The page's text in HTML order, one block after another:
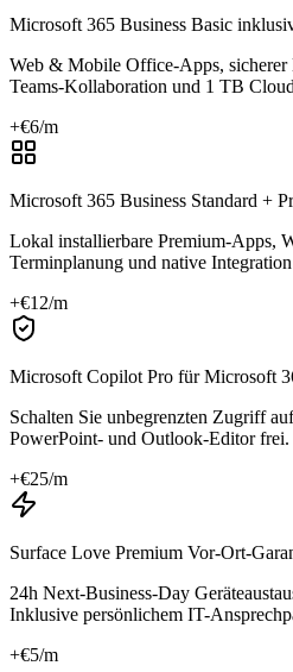
Microsoft 365 Business Basic
Web & Mobile Office-Apps,
Teams-Kollaboration und 1 TB
+€6/m
Microsoft 365 Business Standard +
Lokal installierbare Premium-Apps,
Terminplanung und native
+€12/m
Microsoft Copilot Pro für Microsoft
Schalten Sie unbegrenzten Zugriff
PowerPoint- und Outlook-Editor frei.
+€25/m
Surface Love Premium Vor-Ort-
24h Next-Business-Day
Inklusive persönlichem IT-
+€5/m